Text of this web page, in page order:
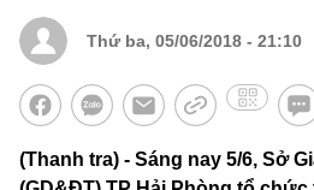
Thứ ba, 05/06/2018 - 21:10
(Thanh tra) - Sáng nay 5/6, Sở